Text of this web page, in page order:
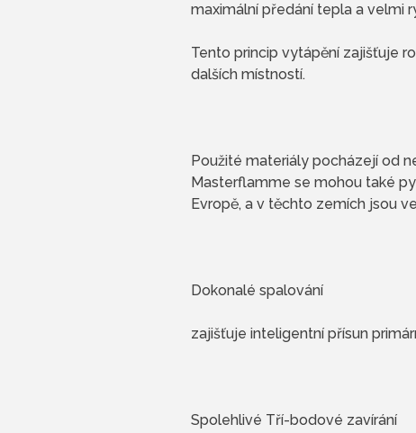
maximální předání tepla a velmi
Tento princip vytápění zajišťuje
dalších místností.
Použité materiály pocházejí od
Masterflamme se mohou také
Evropě, a v těchto zemích jsou
Dokonalé spalování
zajišťuje inteligentní přísun
Spolehlivé Tří-bodové zavírání